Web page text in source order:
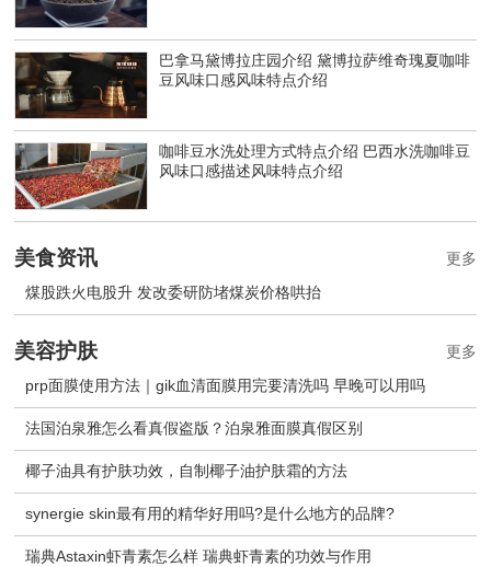
巴拿马黛博拉庄园介绍 黛博拉萨维奇瑰夏咖啡
豆风味口感风味特点介绍
咖啡豆水洗处理方式特点介绍 巴西水洗咖啡豆
风味口感描述风味特点介绍
美食资讯
煤股跌火电股升 发改委研防堵煤炭价格哄抬
更多
美容护肤
prp面膜使用方法｜gik血清面膜用完要清洗吗 早晚可以用吗
法国泊泉雅怎么看真假盗版？泊泉雅面膜真假区别
椰子油具有护肤功效，自制椰子油护肤霜的方法
synergie skin最有用的精华好用吗?是什么地方的品牌?
瑞典Astaxin虾青素怎么样 瑞典虾青素的功效与作用
更多